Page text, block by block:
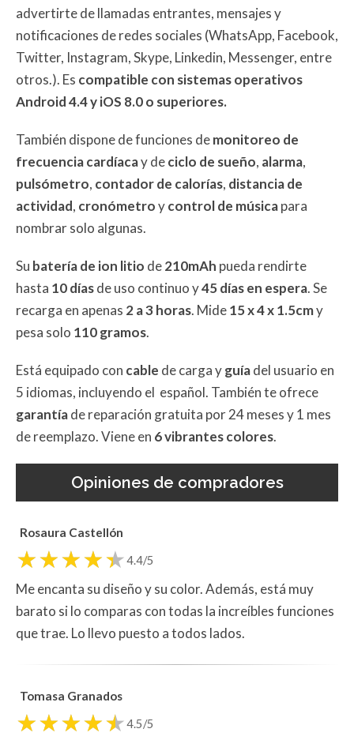
advertirte de llamadas entrantes, mensajes y
notificaciones de redes sociales (WhatsApp, Facebook,
Twitter, Instagram, Skype, Linkedin, Messenger, entre
otros.). Es compatible con sistemas operativos
Android 4.4 y iOS 8.0 o superiores.
También dispone de funciones demonitoreo de
frecuencia cardíacay deciclo de sueño, alarma,
pulsómetro, contador de calorías, distancia de
actividad, cronómetroycontrolde músicapara
nombrar solo algunas.
Su batería de ion litio de210mAh pueda rendirte
hasta 10 díasde uso continuo y45 días en espera. Se
recarga en apenas 2 a 3 horas. Mide15 x 4 x 1.5cmy
pesa solo 110 gramos.
Está equipado con cable de carga yguíadel usuario en
5 idiomas, incluyendo el español. También te ofrece
garantíade reparación gratuita por 24 meses y 1 mes
de reemplazo. Viene en 6 vibrantes colores.
Opiniones de compradores
Rosaura Castellón
4.4/5
Me encanta su diseño y su color. Además, está muy
barato si lo comparas con todas la increíbles funciones
que trae. Lo llevo puesto a todos lados.
Tomasa Granados
4.5/5